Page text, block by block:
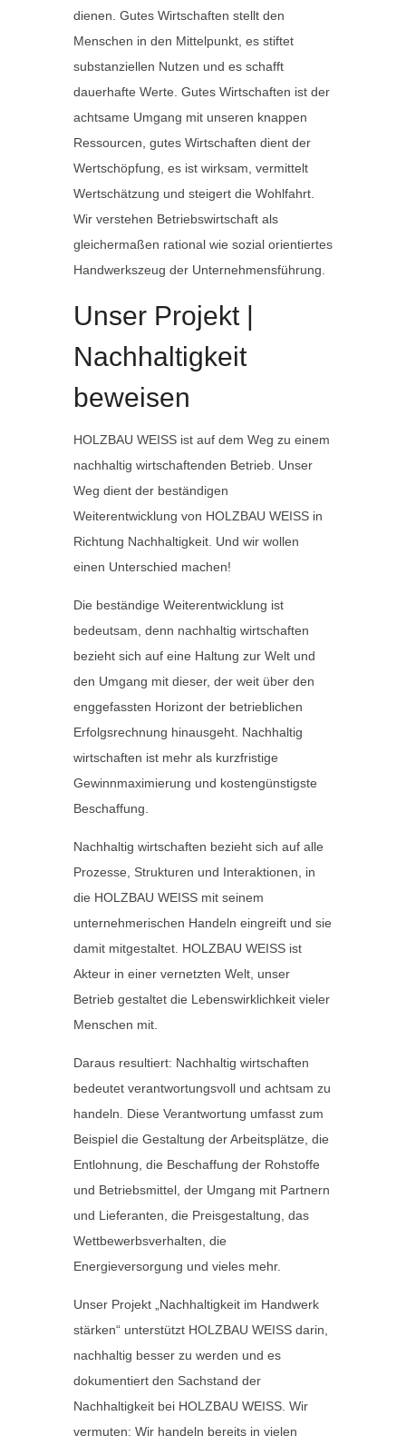
dienen. Gutes Wirtschaften stellt den
Menschen in den Mittelpunkt, es stiftet
substanziellen Nutzen und es schafft
dauerhafte Werte. Gutes Wirtschaften ist der
achtsame Umgang mit unseren knappen
Ressourcen, gutes Wirtschaften dient der
Wertschöpfung, es ist wirksam, vermittelt
Wertschätzung und steigert die Wohlfahrt.
Wir verstehen Betriebswirtschaft als
gleichermaßen rational wie sozial orientiertes
Handwerkszeug der Unternehmensführung.
Unser Projekt |
Nachhaltigkeit
beweisen
HOLZBAU WEISS ist auf dem Weg zu einem
nachhaltig wirtschaftenden Betrieb. Unser
Weg dient der beständigen
Weiterentwicklung von HOLZBAU WEISS in
Richtung Nachhaltigkeit. Und wir wollen
einen Unterschied machen!
Die beständige Weiterentwicklung ist
bedeutsam, denn nachhaltig wirtschaften
bezieht sich auf eine Haltung zur Welt und
den Umgang mit dieser, der weit über den
enggefassten Horizont der betrieblichen
Erfolgsrechnung hinausgeht. Nachhaltig
wirtschaften ist mehr als kurzfristige
Gewinnmaximierung und kostengünstigste
Beschaffung.
Nachhaltig wirtschaften bezieht sich auf alle
Prozesse, Strukturen und Interaktionen, in
die HOLZBAU WEISS mit seinem
unternehmerischen Handeln eingreift und sie
damit mitgestaltet. HOLZBAU WEISS ist
Akteur in einer vernetzten Welt, unser
Betrieb gestaltet die Lebenswirklichkeit vieler
Menschen mit.
Daraus resultiert: Nachhaltig wirtschaften
bedeutet verantwortungsvoll und achtsam zu
handeln. Diese Verantwortung umfasst zum
Beispiel die Gestaltung der Arbeitsplätze, die
Entlohnung, die Beschaffung der Rohstoffe
und Betriebsmittel, der Umgang mit Partnern
und Lieferanten, die Preisgestaltung, das
Wettbewerbsverhalten, die
Energieversorgung und vieles mehr.
Unser Projekt „Nachhaltigkeit im Handwerk
stärken“ unterstützt HOLZBAU WEISS darin,
nachhaltig besser zu werden und es
dokumentiert den Sachstand der
Nachhaltigkeit bei HOLZBAU WEISS. Wir
vermuten: Wir handeln bereits in vielen